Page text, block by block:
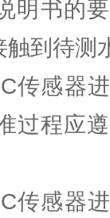
明书的
到待测
传感器
过程应
传感器